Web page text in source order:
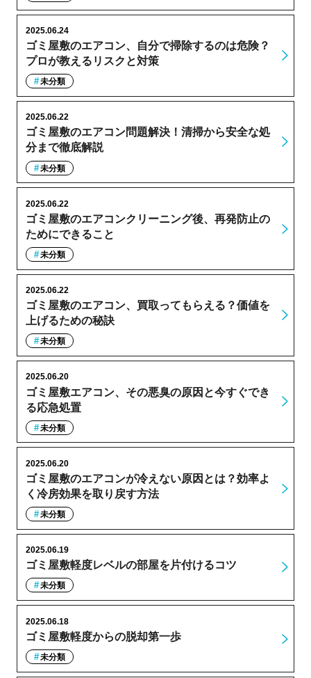
ゴミ屋敷のエアコン、自分で掃除するのは危険？
プロが教えるリスクと対策
2025.06.24
未分類
ゴミ屋敷のエアコン問題解決！清掃から安全な処
分まで徹底解説
2025.06.22
未分類
ゴミ屋敷のエアコンクリーニング後、再発防止の
ためにできること
2025.06.22
未分類
ゴミ屋敷のエアコン、買取ってもらえる？価値を
上げるための秘訣
2025.06.22
未分類
ゴミ屋敷エアコン、その悪臭の原因と今すぐでき
る応急処置
2025.06.20
未分類
ゴミ屋敷のエアコンが冷えない原因とは？効率よ
く冷房効果を取り戻す方法
2025.06.20
未分類
ゴミ屋敷軽度レベルの部屋を片付けるコツ
2025.06.19
未分類
ゴミ屋敷軽度からの脱却第一歩
2025.06.18
未分類